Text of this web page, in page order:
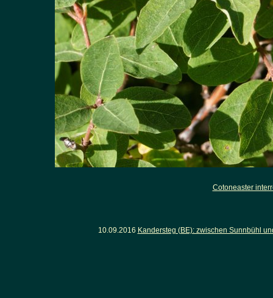
Cotoneaster
10.09.2016 Kandersteg (BE): zwischen Sunnbühl